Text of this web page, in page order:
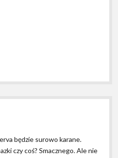
będzie surowo karane.
czy coś? Smacznego. Ale nie